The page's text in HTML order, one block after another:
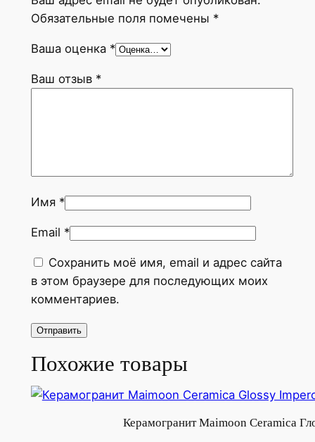
s
y
O
y
e
i
e
1
2
х
0
с
Обязательные поля помечены *
Ваша оценка *
Ваш отзыв *
Имя *
Email *
Сохранить моё имя, email и адрес сайта
в этом браузере для последующих моих
комментариев.
Похожие товары
Керамогранит Maimoon Ceramica